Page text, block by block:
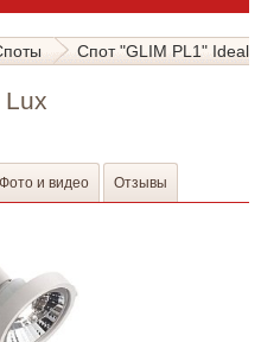
Спот "GLIM PL1" Ideal
Lux
Фото и видео Отзывы